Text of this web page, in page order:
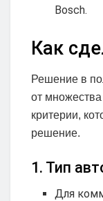
Bosch.
Как
Решение в
от
критерии,
решение.
1. Тип
Для